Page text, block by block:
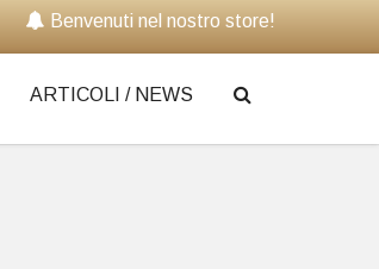
Benvenuti nel nostro store!
ARTICOLI / NEWS